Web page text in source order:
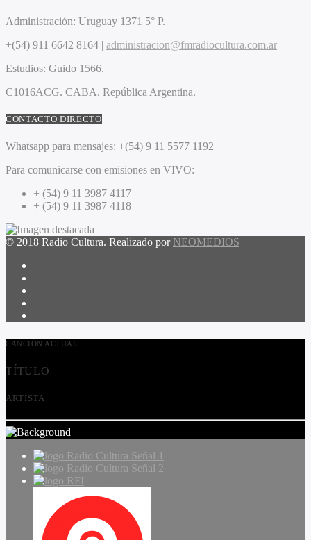
Administración: Uruguay 1371 5° P.
+(54) 911 6642 8164 | administracion@fmradiocultura.com.ar
Estudios: Guido 1566.
C1016ACG. CABA. República Argentina.
CONTACTO DIRECTO
Whatsapp para mensajes: +(54) 9 11 5577 1192
Para comunicarse con emisiones en VIVO:
+ (54) 9 11 3987 4117
+ (54) 9 11 3987 4118
© 2018 Radio Cultura. Realizado por NEOMEDIOS
CANCIÓN ACTUAL
TÍTULO
ARTISTA
Radio Cultura Señal 1
Radio Cultura Señal 2
RFI